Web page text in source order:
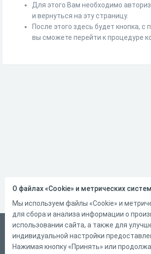
Для этого Вам необходимо
и вернуться на эту страницу.
После этого здесь будет кнопка,
вы сможете перейти к процедуре
Русский
Справка
О файлах «Cookie» и метрических
Мы используем файлы «Cookie» и
для сбора и анализа информации о
использовании сайта, а также для
индивидуальной настройки
Нажимая кнопку «Принять» или